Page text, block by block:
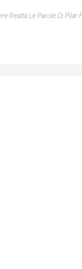
Realtà Le Parole Di